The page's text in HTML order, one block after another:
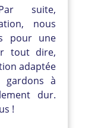
suite,
nous
pour une
tout dire,
adaptée
gardons à
dur.
!